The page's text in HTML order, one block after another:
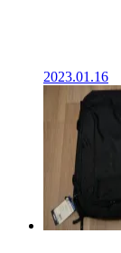
2023.01.16